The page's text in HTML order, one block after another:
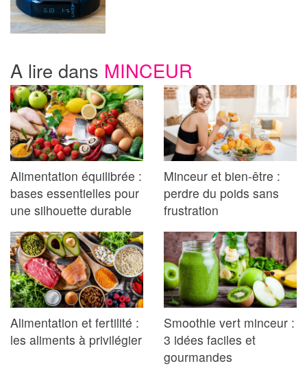
A lire dans MINCEUR
Alimentation équilibrée :
bases essentielles pour
une silhouette durable
Minceur et bien-être :
perdre du poids sans
frustration
Alimentation et fertilité :
les aliments à privilégier
Smoothie vert minceur :
3 idées faciles et
gourmandes